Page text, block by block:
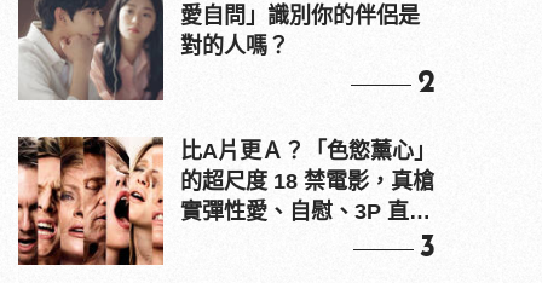
愛自問」識別你的伴侶是
對的人嗎？
2
比A片更Ａ？「色慾薰心」
的超尺度 18 禁電影，真槍
實彈性愛、自慰、3P 直接
3